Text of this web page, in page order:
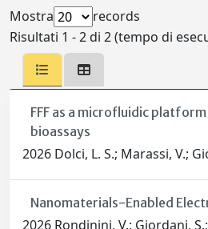
Mostra
records
Risultati 1 - 2 di 2 (tempo di
FFF as a microfluidic
bioassays
2026 Dolci, L. S.; Marassi, V.;
Nanomaterials-Enabled
2026 Rondinini, V.; Giordani,